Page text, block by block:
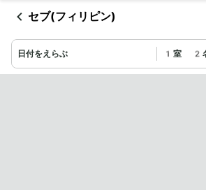
セブ(フィリピン)
日付をえらぶ 1室 2